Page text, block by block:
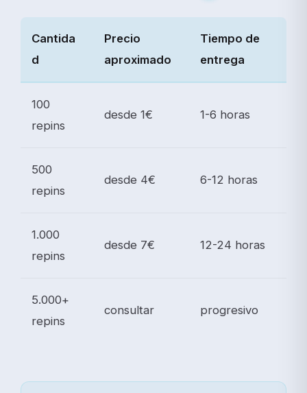
Cantida
d
Precio
aproximado
Tiempo de
entrega
100
repins
desde 1€ 1-6 horas
500
repins
desde 4€ 6-12 horas
1.000
repins
desde 7€ 12-24 horas
5.000+
repins
consultar progresivo